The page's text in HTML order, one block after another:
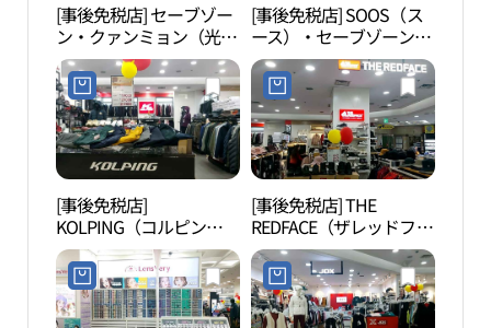
[事後免税店] セーブゾー
ン・クァンミョン（光
明）店(세이브존 광명점)
[事後免税店] SOOS（ス
ース）・セーブゾーンク
ァンミョン（光明）店
(수스 세이브존 광명점)
[事後免税店]
KOLPING（コルピン
グ）・セーブゾーンクァ
ンミョン（光明）店(콜
핑 세이브존 광명점)
[事後免税店] THE
REDFACE（ザレッドフェ
イス）・セーブゾーンク
ァンミョン（光明）店
(레드페이스 세이브존 광
명점)